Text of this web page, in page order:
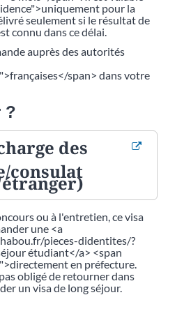
pour la
seulement si le résultat de
connu dans ce délai.
auprès des autorités
span> dans votre
?
des
consulat
ou à l'entretien, ce visa
une <a
pieces-didentites/?
étudiant</a> <span
en préfecture.
obligé de retourner dans
un visa de long séjour.